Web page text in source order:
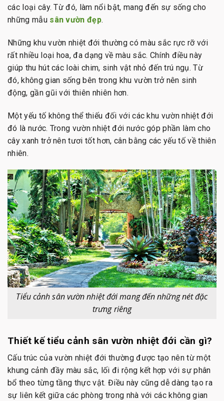
các loại cây. Từ đó, làm nổi bật, mang đến sự sống cho
những mẫu sân vườn đẹp.
Những khu vườn nhiệt đới thường có màu sắc rực rỡ với
rất nhiều loại hoa, đa dạng về màu sắc. Chính điều này
giúp thu hút các loài chim, sinh vật nhỏ đến trú ngụ. Từ
đó, không gian sống bên trong khu vườn trở nên sinh
động, gần gũi với thiên nhiên hơn.
Một yếu tố không thể thiếu đối với các khu vườn nhiệt đới
đó là nước. Trong vườn nhiệt đới nước góp phần làm cho
cây xanh trở nên tươi tốt hơn, cân bằng các yếu tố về thiên
nhiên.
Tiểu cảnh sân vườn nhiệt đới mang đến những nét đặc
trưng riêng
Thiết kế tiểu cảnh sân vườn nhiệt đới cần gì?
Cấu trúc của vườn nhiệt đới thường được tạo nên từ một
khung cảnh đầy màu sắc, lối đi rộng kết hợp với sự phân
bổ theo từng tầng thực vật. Điều này cũng dễ dàng tạo ra
sự liên kết giữa các phòng trong nhà với các không gian